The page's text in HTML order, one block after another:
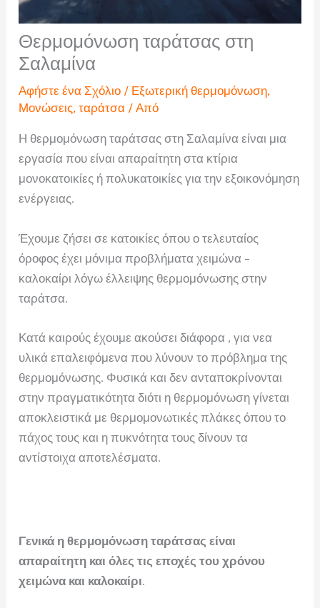
Θερμομόνωση ταράτσας στη
Σαλαμίνα
Αφήστε ένα Σχόλιο / Εξωτερική θερμομόνωση,
Μονώσεις,ταράτσα / Από
Η θερμομόνωση ταράτσας στη Σαλαμίνα είναι μια
εργασία που είναι απαραίτητη στα κτίρια
μονοκατοικίες ή πολυκατοικίες για την εξοικονόμηση
ενέργειας.
Έχουμε ζήσει σε κατοικίες όπου ο τελευταίος
όροφος έχει μόνιμα προβλήματα χειμώνα –
καλοκαίρι λόγω έλλειψης θερμομόνωσης στην
ταράτσα.
Κατά καιρούς έχουμε ακούσει διάφορα , για νεα
υλικά επαλειφόμενα που λύνουν το πρόβλημα της
θερμομόνωσης. Φυσικά και δεν ανταποκρίνονται
στην πραγματικότητα διότι η θερμομόνωση γίνεται
αποκλειστικά με θερμομονωτικές πλάκες όπου το
πάχος τους και η πυκνότητα τους δίνουν τα
αντίστοιχα αποτελέσματα.
Γενικά η θερμομόνωση ταράτσας είναι
απαραίτητη και όλες τις εποχές του χρόνου
χειμώνα και καλοκαίρι.